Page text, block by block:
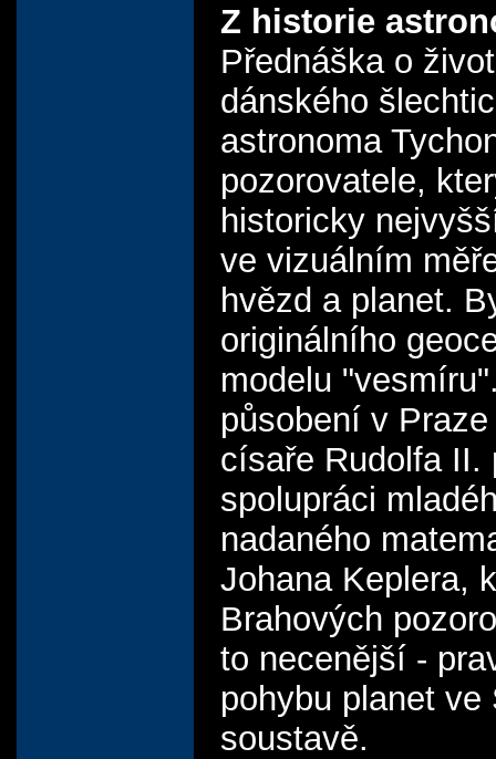
Z historie
Přednáška o
dánského
astronoma
pozorovatele,
historicky
ve vizuálním
hvězd a planet.
originálního
modelu
působení v
císaře Rudolfa II.
spolupráci
nadaného
Johana Keplera,
Brahových
to necenější -
pohybu planet ve
soustavě.